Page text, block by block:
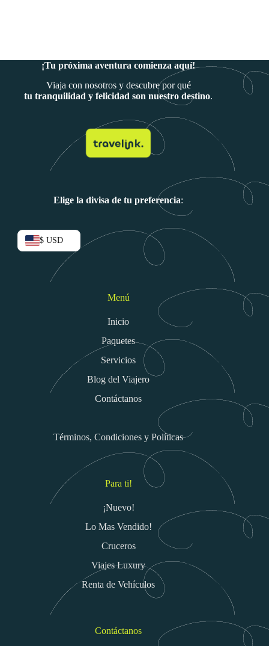
¡Tu próxima aventura comienza aquí!
Viaja con nosotros y descubre por qué
tu tranquilidad y felicidad son nuestro destino.
Elige la divisa de tu preferencia:
$ USD
Menú
Inicio
Paquetes
Servicios
Blog del Viajero
Contáctanos
Términos, Condiciones y Políticas
Para ti!
¡Nuevo!
Lo Mas Vendido!
Cruceros
Viajes Luxury
Renta de Vehículos
Contáctanos